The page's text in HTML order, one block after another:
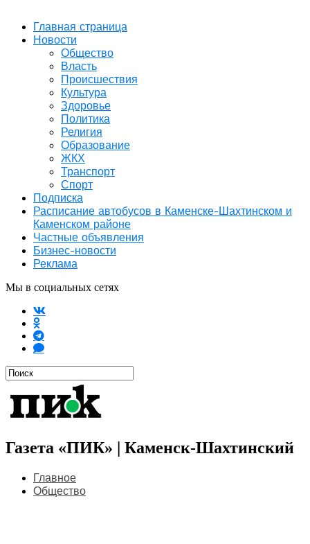
Главная страница
Новости
Общество
Власть
Происшествия
Культура
Здоровье
Политика
Религия
Образование
ЖКХ
Транспорт
Спорт
Подписка
Расписание автобусов в Каменске-Шахтинском и
Каменском районе
Частные объявления
Бизнес-новости
Реклама
Мы в социальных сетях
Газета «ПИК» | Каменск-Шахтинский
Главное
Общество